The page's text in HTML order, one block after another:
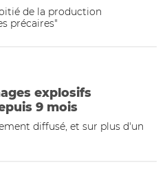
de la production
précaires"
explosifs
9 mois
diffusé, et sur plus d'un